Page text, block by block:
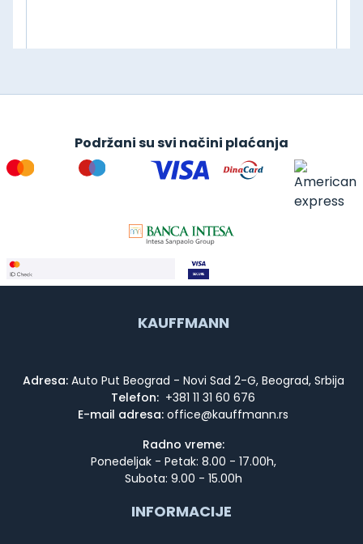
Podržani su svi načini plaćanja
KAUFFMANN
Adresa:Auto Put Beograd - Novi Sad 2-G, Beograd, Srbija
Telefon: +381 11 31 60 676
E-mail adresa:
Radno vreme:
Ponedeljak - Petak: 8.00 - 17.00h,
Subota: 9.00 - 15.00h
INFORMACIJE